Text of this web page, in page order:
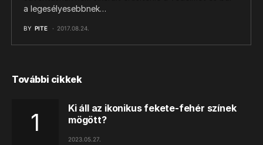
a legesélyesebbnek…
BY PITE 2017.08.24.
További cikkek
Ki áll az ikonikus fekete-fehér színek
mögött?
2023.05.27.